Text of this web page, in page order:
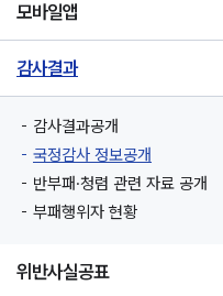
모바일앱
감사결과
감사결과공개
국정감사 정보공개
반부패·청렴 관련 자료 공개
부패행위자 현황
위반사실공표